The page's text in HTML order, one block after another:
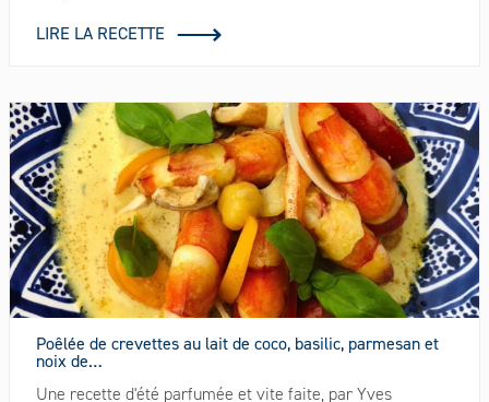
LIRE LA RECETTE
Poêlée de crevettes au lait de coco, basilic, parmesan et
noix de…
Une recette d'été parfumée et vite faite, par Yves